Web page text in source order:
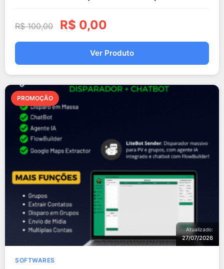
R$100,00 R$ 0,00
Ver Produto
PROMOÇÃO
Atualizado:
27/07/2026
SOFTWARES